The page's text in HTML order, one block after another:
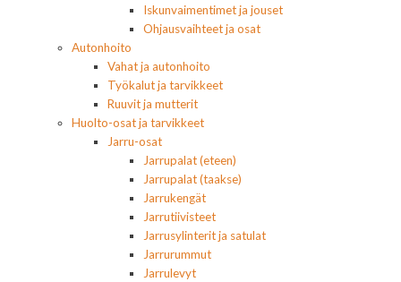
Iskunvaimentimet ja jouset
Ohjausvaihteet ja osat
Autonhoito
Vahat ja autonhoito
Työkalut ja tarvikkeet
Ruuvit ja mutterit
Huolto-osat ja tarvikkeet
Jarru-osat
Jarrupalat (eteen)
Jarrupalat (taakse)
Jarrukengät
Jarrutiivisteet
Jarrusylinterit ja satulat
Jarrurummut
Jarrulevyt